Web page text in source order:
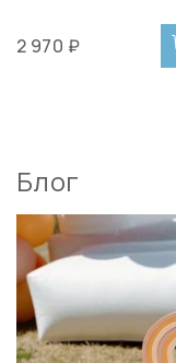
2 970 ₽
Блог